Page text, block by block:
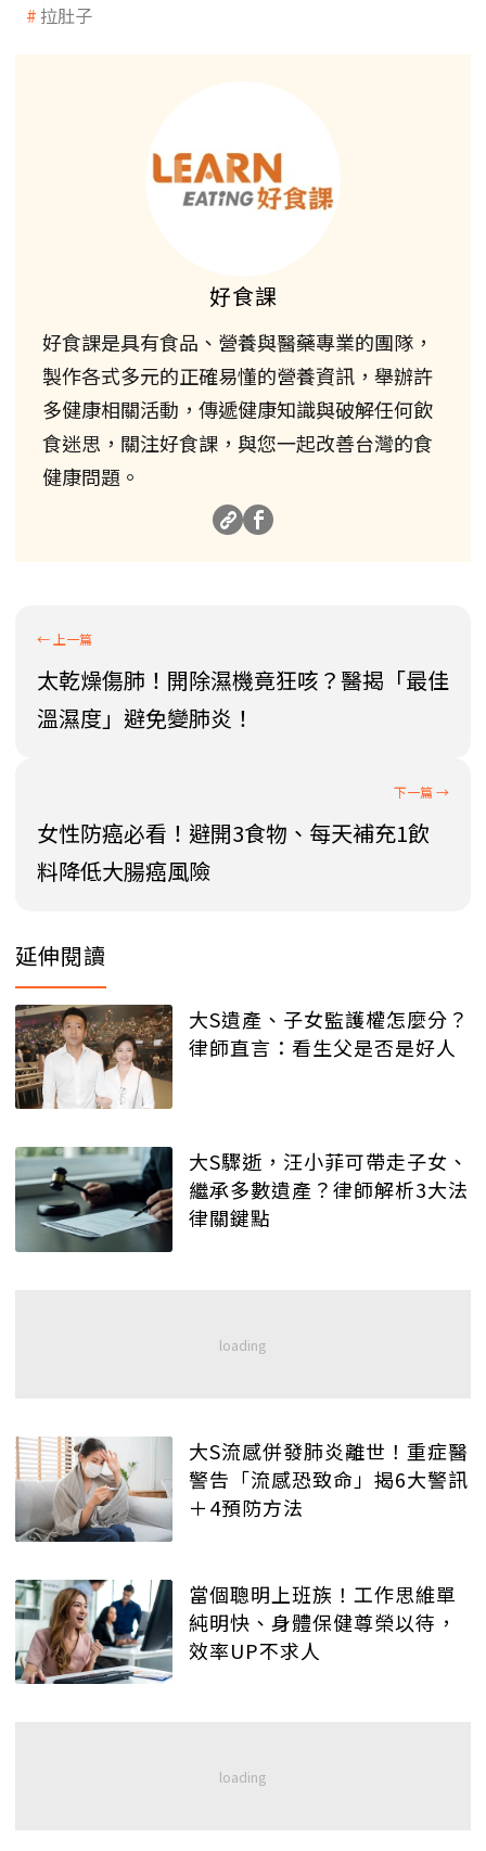
拉肚子
好食課
好食課是具有食品、營養與醫藥專業的團隊，
製作各式多元的正確易懂的營養資訊，舉辦許
多健康相關活動，傳遞健康知識與破解任何飲
食迷思，關注好食課，與您一起改善台灣的食
健康問題。
太乾燥傷肺！開除濕機竟狂咳？醫揭「最佳
溫濕度」避免變肺炎！
女性防癌必看！避開3食物、每天補充1飲
料降低大腸癌風險
延伸閱讀
大S遺產、子女監護權怎麼分？
律師直言：看生父是否是好人
大S驟逝，汪小菲可帶走子女、
繼承多數遺產？律師解析3大法
律關鍵點
大S流感併發肺炎離世！重症醫
警告「流感恐致命」揭6大警訊
＋4預防方法
當個聰明上班族！工作思維單
純明快、身體保健尊榮以待，
效率UP不求人